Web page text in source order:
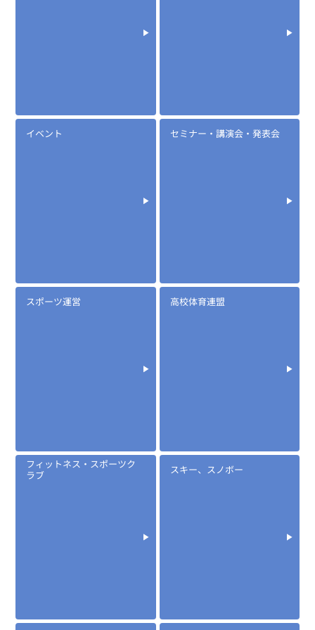
定価:生産終了 ...続きを読む
EK-313-107
タイピン型マイク (耳かけイヤホンタイプ)
イベント セミナー・講演会・発表会
スポーツ運営 高校体育連盟
フィットネス・スポーツク
ラブ
スキー、スノボー